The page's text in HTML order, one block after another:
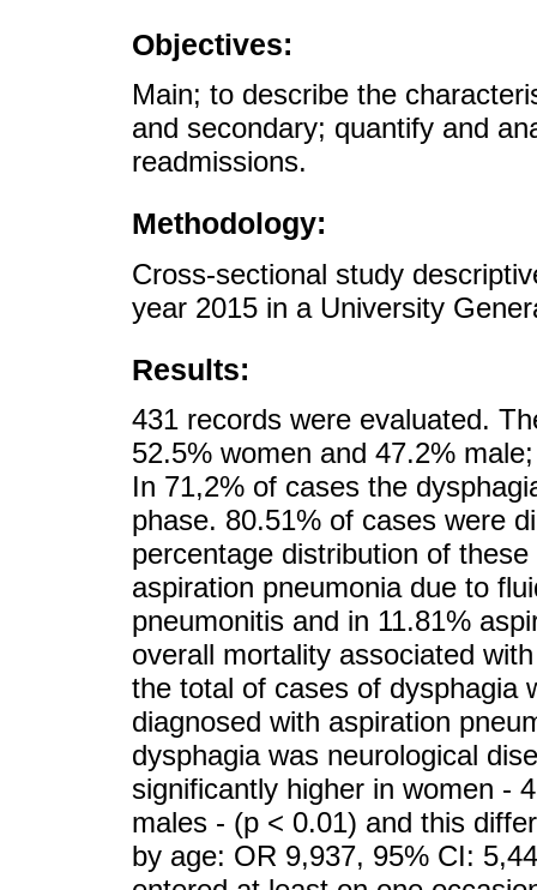
Objectives:
Main; to describe the
and secondary; quantify and
readmissions.
Methodology:
Cross-sectional study
year 2015 in a University
Results:
431 records were evaluated.
52.5% women and 47.2%
In 71,2% of cases the
phase. 80.51% of cases were
percentage distribution of
aspiration pneumonia due to
pneumonitis and in 11.81%
overall mortality associated
the total of cases of dysphagia
diagnosed with aspiration
dysphagia was neurological
significantly higher in women -
males - (p < 0.01) and this
by age: OR 9,937, 95% CI: